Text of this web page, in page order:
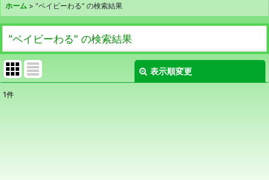
ホーム > "ベイビーわる" の検索結果
"ベイビーわる" の検索結果
表示順変更
1件